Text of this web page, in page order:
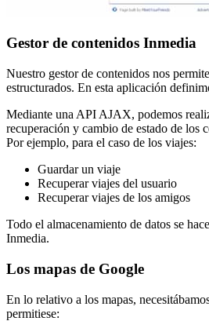
Gestor de contenidos Inmedia
Nuestro gestor de contenidos nos
estructurados. En esta aplicación
Mediante una API AJAX, podemos
recuperación y cambio de estado de los
Por ejemplo, para el caso de los viajes:
Guardar un viaje
Recuperar viajes del usuario
Recuperar viajes de los amigos
Todo el almacenamiento de datos se
Inmedia.
Los mapas de Google
En lo relativo a los mapas,
permitiese: